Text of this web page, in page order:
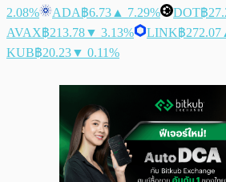
2.08%
ADA฿6.73 ▲ 7.29% DOT฿
AVAX฿213.78▼ 3.13% LINK฿272.07
KUB฿20.23▼ 0.11%